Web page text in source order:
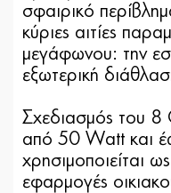
σφαιρικό
κύριες αιτίες
μεγάφωνου: την
εξωτερική
Σχεδιασμός του 8
από 50 Watt και
χρησιμοποιείται
εφαρμογές